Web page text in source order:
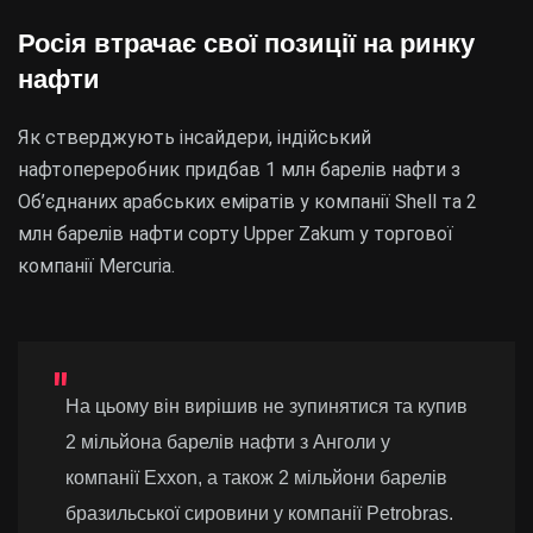
Росія втрачає свої позиції на ринку
нафти
Як стверджують інсайдери, індійський
нафтопереробник придбав 1 млн барелів нафти з
Об’єднаних арабських еміратів у компанії Shell та 2
млн барелів нафти сорту Upper Zakum у торгової
компанії Mercuria.
На цьому він вирішив не зупинятися та купив
2 мільйона барелів нафти з Анголи у
компанії Exxon, а також 2 мільйони барелів
бразильської сировини у компанії Petrobras.